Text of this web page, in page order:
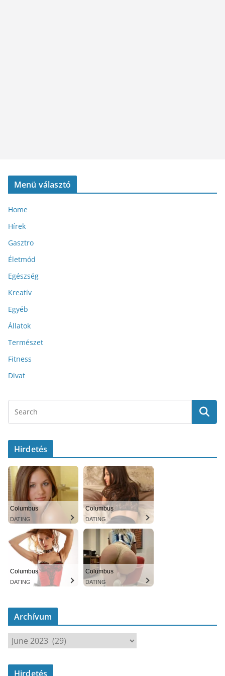
Menü választó
Home
Hírek
Gasztro
Életmód
Egészség
Kreatív
Egyéb
Állatok
Természet
Fitness
Divat
Hirdetés
Columbus
DATING
Columbus
DATING
Columbus
DATING
Columbus
DATING
Archívum
r
c
Hirdetés